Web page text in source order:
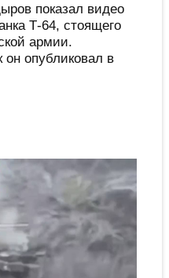
показал видео
Т-64, стоящего
армии.
опубликовал в